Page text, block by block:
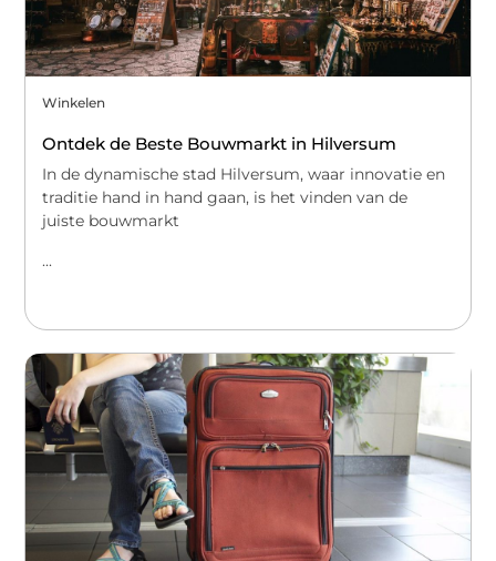
Winkelen
Ontdek de Beste Bouwmarkt in Hilversum
In de dynamische stad Hilversum, waar innovatie en
traditie hand in hand gaan, is het vinden van de
juiste bouwmarkt
...